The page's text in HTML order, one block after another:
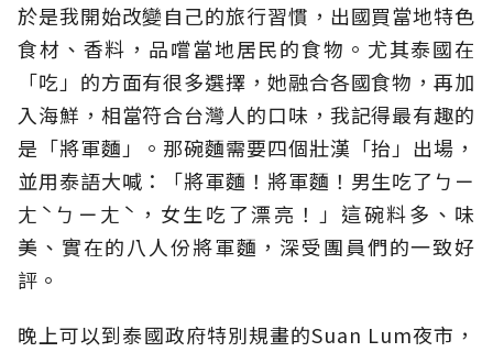
於是我開始改變自己的旅行習慣，出國買當地特色
食材、香料，品嚐當地居民的食物。尤其泰國在
「吃」的方面有很多選擇，她融合各國食物，再加
入海鮮，相當符合台灣人的口味，我記得最有趣的
是「將軍麵」。那碗麵需要四個壯漢「抬」出場，
並用泰語大喊：「將軍麵！將軍麵！男生吃了ㄅㄧ
ㄤˋㄅㄧㄤˋ，女生吃了漂亮！」這碗料多、味
美、實在的八人份將軍麵，深受團員們的一致好
評。
晚上可以到泰國政府特別規畫的Suan Lum夜市，